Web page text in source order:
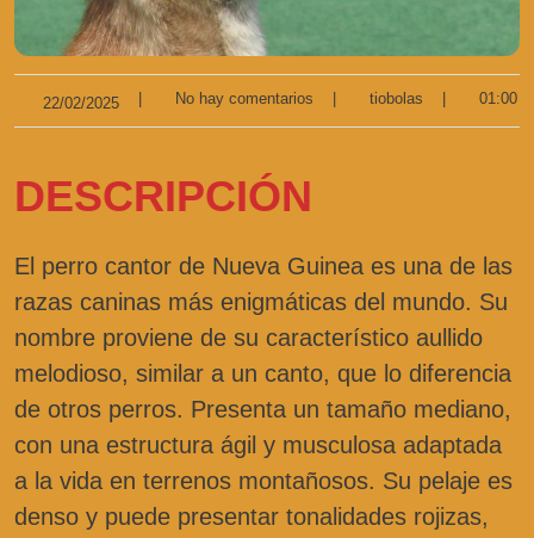
22/02/2025 | No hay comentarios | tiobolas | 01:00
DESCRIPCIÓN
El perro cantor de Nueva Guinea es una de las
razas caninas más enigmáticas del mundo. Su
nombre proviene de su característico aullido
melodioso, similar a un canto, que lo diferencia
de otros perros. Presenta un tamaño mediano,
con una estructura ágil y musculosa adaptada
a la vida en terrenos montañosos. Su pelaje es
denso y puede presentar tonalidades rojizas,